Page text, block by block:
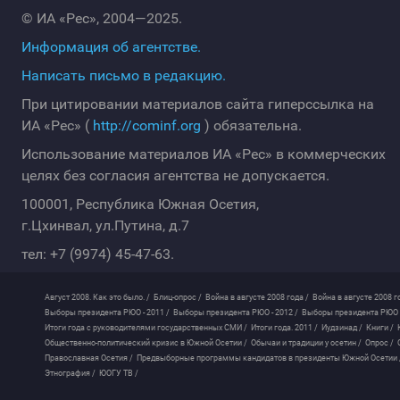
© ИА «Рес», 2004—2025.
Информация об агентстве.
Написать письмо в редакцию.
При цитировании материалов сайта гиперссылка на
ИА «Рес» ( http://cominf.org ) обязательна.
Использование материалов ИА «Рес» в коммерческих
целях без согласия агентства не допускается.
100001, Республика Южная Осетия,
г.Цхинвал, ул.Путина, д.7
тел: +7 (9974) 45-47-63.
Август 2008. Как это было. / Блиц-опрос / Война в августе 2008 года / Война в августе 2008
Выборы президента РЮО - 2011 / Выборы президента РЮО - 2012 / Выборы президента РЮО
Итоги года с руководителями государственных СМИ / Итоги года. 2011 / Иудзинад / Книги /
Общественно-политический кризис в Южной Осетии / Обычаи и традиции у осетин / Опрос /
Православная Осетия / Предвыборные программы кандидатов в президенты Южной Осетии
Этнография / ЮОГУ ТВ /